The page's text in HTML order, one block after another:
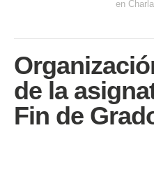
en Charla
de la
Fin de